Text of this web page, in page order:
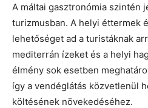
A máltai gasztronómia szintén
turizmusban. A helyi éttermek
lehetőséget ad a turistáknak
mediterrán ízeket és a helyi
élmény sok esetben
így a vendéglátás közvetlenül
költésének növekedéséhez.